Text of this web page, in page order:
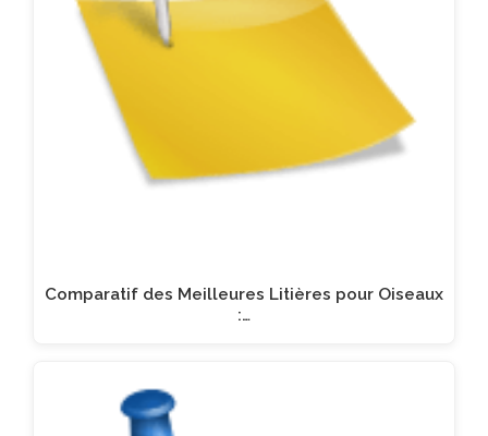
Comparatif des Meilleures Litières pour Oiseaux
:…